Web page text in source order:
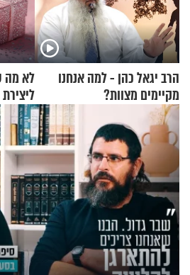
הרב יגאל כהן - למה אנחנו
מקיימים מצוות?